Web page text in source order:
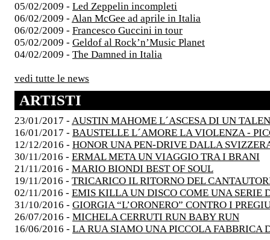
05/02/2009 - Led Zeppelin incompleti
06/02/2009 - Alan McGee ad aprile in Italia
06/02/2009 - Francesco Guccini in tour
05/02/2009 - Geldof al Rock’n’Music Planet
04/02/2009 - The Damned in Italia
vedi tutte le news
ARTISTI
23/01/2017 - AUSTIN MAHOME L´ASCESA DI UN
16/01/2017 - BAUSTELLE L´AMORE LA VIOLENZA -
12/12/2016 - HONOR UNA PEN-DRIVE DALLA
30/11/2016 - ERMAL META UN VIAGGIO TRA I BRANI
21/11/2016 - MARIO BIONDI BEST OF SOUL
19/11/2016 - TRICARICO IL RITORNO DEL
02/11/2016 - EMIS KILLA UN DISCO COME UNA SERIE
31/10/2016 - GIORGIA “L’ORONERO” CONTRO I
26/07/2016 - MICHELA CERRUTI RUN BABY RUN
16/06/2016 - LA RUA SIAMO UNA PICCOLA FABBRICA